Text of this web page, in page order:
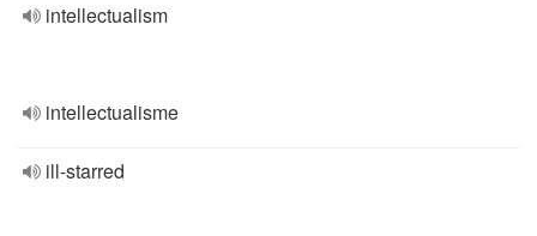
intellectualism
intellectualisme
ill-starred